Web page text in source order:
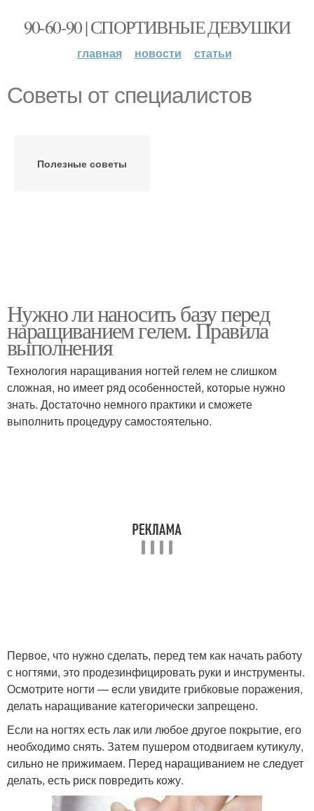
90-60-90 | СПОРТИВНЫЕ ДЕВУШКИ
главная новости статьи
Советы от специалистов
Полезные советы
Нужно ли наносить базу перед
наращиванием гелем. Правила
выполнения
Технология наращивания ногтей гелем не слишком
сложная, но имеет ряд особенностей, которые нужно
знать. Достаточно немного практики и сможете
выполнить процедуру самостоятельно.
Первое, что нужно сделать, перед тем как начать работу
с ногтями, это продезинфицировать руки и инструменты.
Осмотрите ногти — если увидите грибковые поражения,
делать наращивание категорически запрещено.
Если на ногтях есть лак или любое другое покрытие, его
необходимо снять. Затем пушером отодвигаем кутикулу,
сильно не прижимаем. Перед наращиванием не следует
делать, есть риск повредить кожу.